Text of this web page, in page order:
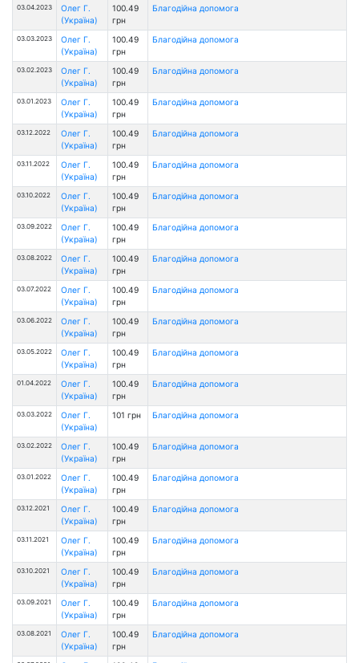
03.04.2023
Олег Г.
(Україна)
100.49
грн
Благодійна допомога
03.03.2023
Олег Г.
(Україна)
100.49
грн
Благодійна допомога
03.02.2023
Олег Г.
(Україна)
100.49
грн
Благодійна допомога
03.01.2023
Олег Г.
(Україна)
100.49
грн
Благодійна допомога
03.12.2022
Олег Г.
(Україна)
100.49
грн
Благодійна допомога
03.11.2022
Олег Г.
(Україна)
100.49
грн
Благодійна допомога
03.10.2022
Олег Г.
(Україна)
100.49
грн
Благодійна допомога
03.09.2022
Олег Г.
(Україна)
100.49
грн
Благодійна допомога
03.08.2022
Олег Г.
(Україна)
100.49
грн
Благодійна допомога
03.07.2022
Олег Г.
(Україна)
100.49
грн
Благодійна допомога
03.06.2022
Олег Г.
(Україна)
100.49
грн
Благодійна допомога
03.05.2022
Олег Г.
(Україна)
100.49
грн
Благодійна допомога
01.04.2022
Олег Г.
(Україна)
100.49
грн
Благодійна допомога
03.03.2022
Олег Г.
(Україна)
101 грн Благодійна допомога
03.02.2022
Олег Г.
(Україна)
100.49
грн
Благодійна допомога
03.01.2022
Олег Г.
(Україна)
100.49
грн
Благодійна допомога
03.12.2021
Олег Г.
(Україна)
100.49
грн
Благодійна допомога
03.11.2021
Олег Г.
(Україна)
100.49
грн
Благодійна допомога
03.10.2021
Олег Г.
(Україна)
100.49
грн
Благодійна допомога
03.09.2021
Олег Г.
(Україна)
100.49
грн
Благодійна допомога
03.08.2021
Олег Г.
(Україна)
100.49
грн
Благодійна допомога